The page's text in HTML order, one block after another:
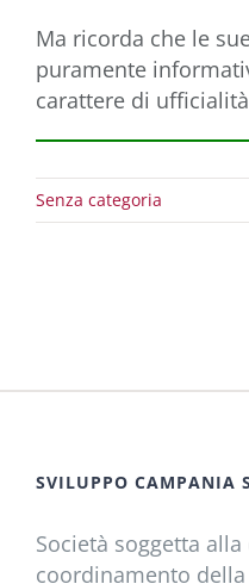
Ma ricorda che le
puramente
carattere di
Senza categoria
SVILUPPO CAMPANIA
Società soggetta
coordinamento